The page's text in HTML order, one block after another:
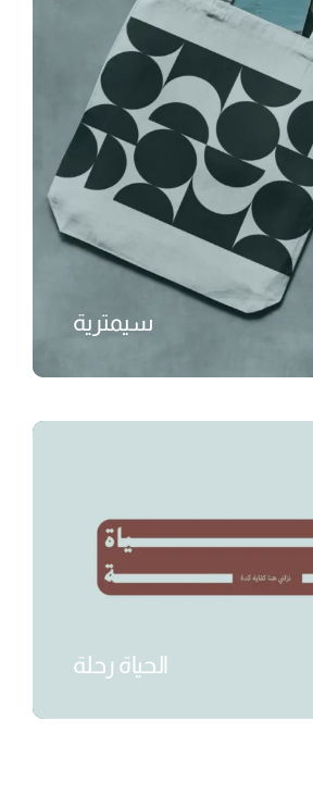
سيمترية
₺
الحياة رحلة